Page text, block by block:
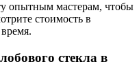
опытным мастерам, чтобы
стоимость в
стекла в